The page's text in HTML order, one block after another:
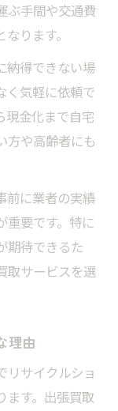
ぶ手間や交通費
ります。
納得できない場
く気軽に依頼で
現金化まで自宅
方や高齢者にも
前に業者の実績
重要です。特に
期待できるた
取サービスを選
理由
リサイクルショ
ます。出張買取